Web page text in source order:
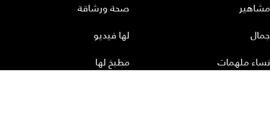
مشاهير
جمال
نساء ملهمات
صحة ورشاقة
لها فيديو
مطبخ لها